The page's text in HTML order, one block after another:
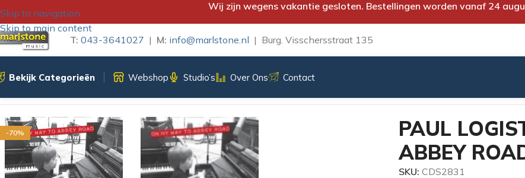
Skip to navigation
Skip to main content
Wij zijn wegens vakantie gesloten. Bestellingen worden vanaf 24
T: 043-3641027 | M: info@marlstone.nl | Burg. Visschersstraat 135
Bekijk Categorieën Webshop Studio’s Over Ons Contact
-70%
PAUL
ABBEY
SKU: CDS2831